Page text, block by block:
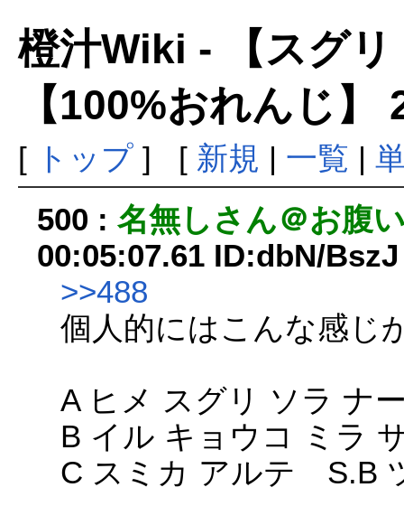
橙汁Wiki - 【スグ
【100%おれんじ】
[ トップ] [ 新規 | 一覧 |
500 :名無しさん＠お腹
00:05:07.61 ID:dbN/BszJ
>>488
個人的にはこんな感じ
A ヒメ スグリ ソラ ナ
B イル キョウコ ミラ
C スミカ アルテ S.B